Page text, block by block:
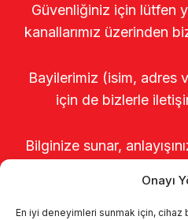
Onayı
En iyi deneyimleri sunmak için,
Güvenliğiniz için lütfen
kanallarımız üzerinden
Bayilerimiz (isim, adres
için de bizlerle
Bilginize sunar,